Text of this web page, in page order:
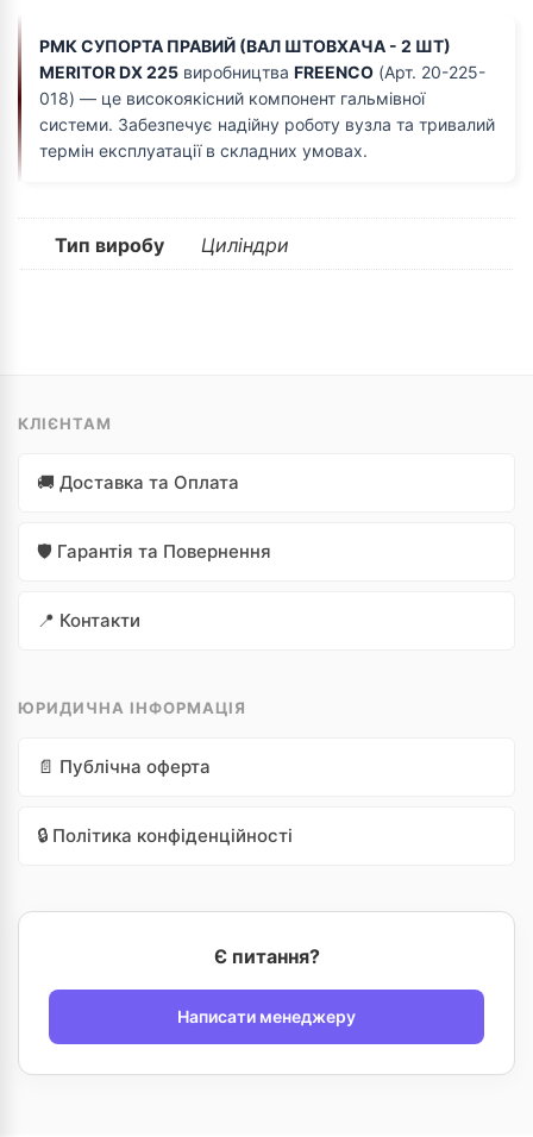
РМК СУПОРТА ПРАВИЙ (ВАЛ ШТОВХАЧА - 2 ШТ)
MERITOR DX 225 виробництва FREENCO (Арт. 20-225-
018) — це високоякісний компонент гальмівної
системи. Забезпечує надійну роботу вузла та тривалий
термін експлуатації в складних умовах.
Тип виробу Циліндри
КЛІЄНТАМ
🚚 Доставка та Оплата
🛡️ Гарантія та Повернення
📍 Контакти
ЮРИДИЧНА ІНФОРМАЦІЯ
📄 Публічна оферта
🔒 Політика конфіденційності
Є питання?
Написати менеджеру